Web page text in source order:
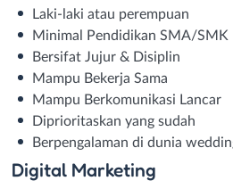
Laki-laki atau perempuan
Minimal Pendidikan SMA/SMK
Bersifat Jujur & Disiplin
Mampu Bekerja Sama
Mampu Berkomunikasi Lancar
Diprioritaskan yang sudah
Berpengalaman di dunia
Digital Marketing